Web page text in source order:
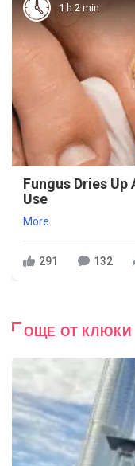
1 h 2 min
Fungus Dries
Use
More
291 132
ОЩЕ ОТ КЛЮКИ